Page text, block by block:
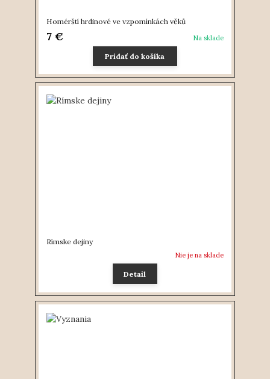
Homérští hrdinové ve vzpomínkách věků
7 € Na sklade
Pridať do košíka
Rímske dejiny
Nie je na sklade
Detail